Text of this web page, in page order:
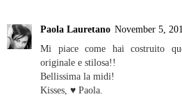
Paola Lauretano November 5,
Mi piace come hai costruito
originale e stilosa!!
Bellissima la midi!
Kisses, ♥ Paola.